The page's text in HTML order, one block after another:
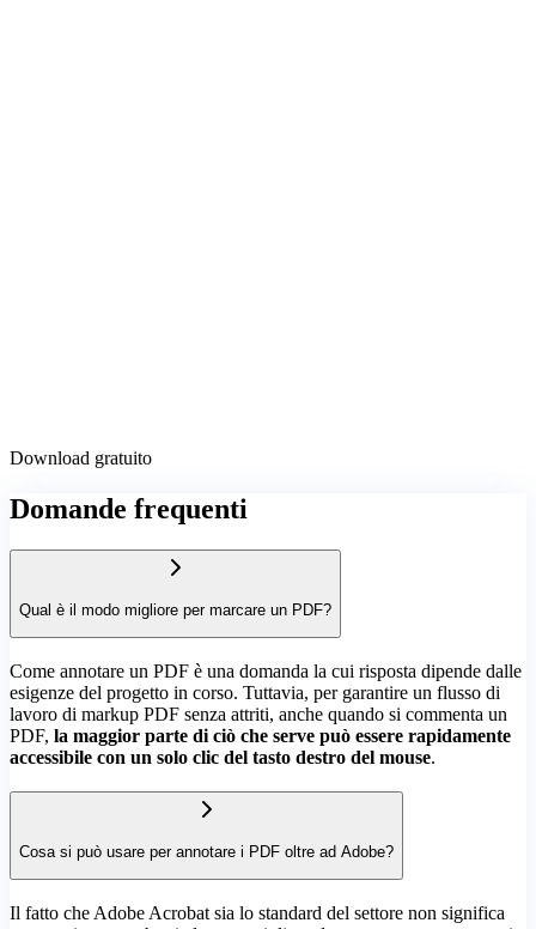
Download gratuito
Domande frequenti
Qual è il modo migliore per marcare un PDF?
Come annotare un PDF è una domanda la cui risposta dipende dalle
esigenze del progetto in corso. Tuttavia, per garantire un flusso di
lavoro di markup PDF senza attriti, anche quando si commenta un
PDF, la maggior parte di ciò che serve può essere rapidamente
accessibile con un solo clic del tasto destro del mouse.
Cosa si può usare per annotare i PDF oltre ad Adobe?
Il fatto che Adobe Acrobat sia lo standard del settore non significa